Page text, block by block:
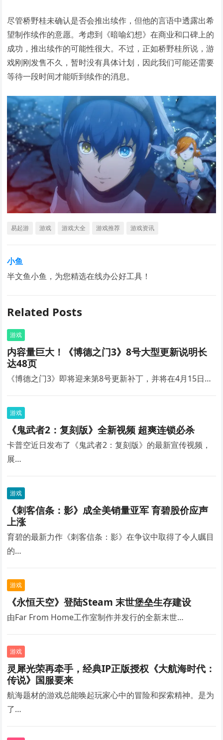
尽管桥野桂未确认是否会推出续作，但他的言语中透露出希
望制作续作的意愿。考虑到《暗喻幻想》在商业和口碑上的
成功，推出续作的可能性很大。不过，正如桥野桂所说，游
戏刚刚发售不久，暂时没有具体计划，因此我们可能还需要
等待一段时间才能听到续作的消息。
易起游 游戏 游戏大全 游戏推荐 游戏资讯
小鱼
半文鱼小鱼，为您精选在线办公好工具！
Related Posts
游戏
内容量巨大！《博德之门3》8号大型更新说明长
达48页
《博德之门3》即将迎来第8号更新补丁，并将在4月15日…
游戏
《鬼武者2：复刻版》全新视频 超爽连锁必杀
卡普空近日发布了《鬼武者2：复刻版》的最新宣传视频，
展…
游戏
《刺客信条：影》成全美销量亚军 育碧股价应声
上涨
育碧的最新力作《刺客信条：影》在争议中取得了令人瞩目
的…
游戏
《永恒天空》登陆Steam 末世堡垒生存建设
由Far From Home工作室制作并发行的全新末世…
游戏
灵犀光荣再牵手，经典IP正版授权《大航海时代：
传说》国服要来
航海题材的游戏总能唤起玩家心中的冒险和探索精神。是为
了…